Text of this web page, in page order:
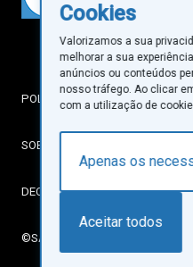
POLÍTICA DE PRIVACIDADE
SOBRE COOKIES
DECLARAÇÃO DE
©SANTA CASA DA
Cookies
Valorizamos a sua
melhorar a sua
anúncios ou conteúdos
nosso tráfego. Ao clicar
com a utilização de
Apenas os
Aceitar todos